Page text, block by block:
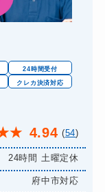
11,000円～(税込)
8,800円～(税込)
10,780円～(税込)
11,000円～(税込)
24時間受付
クレカ決済対応
★ 4.94 (54)
24時間 土曜定休
府中市対応